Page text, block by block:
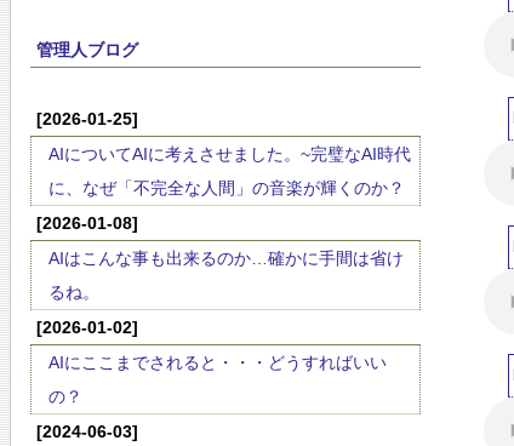
管理人ブログ
[2026-01-25]
AIについてAIに考えさせました。~完璧なAI時代
に、なぜ「不完全な人間」の音楽が輝くのか？
[2026-01-08]
AIはこんな事も出来るのか…確かに手間は省け
るね。
[2026-01-02]
AIにここまでされると・・・どうすればいい
の？
[2024-06-03]